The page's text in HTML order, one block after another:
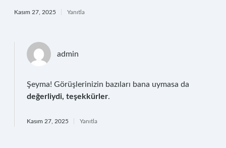
Kasım 27, 2025 Yanıtla
admin
Şeyma! Görüşlerinizin bazıları bana uymasa da
değerliydi, teşekkürler.
Kasım 27, 2025 Yanıtla